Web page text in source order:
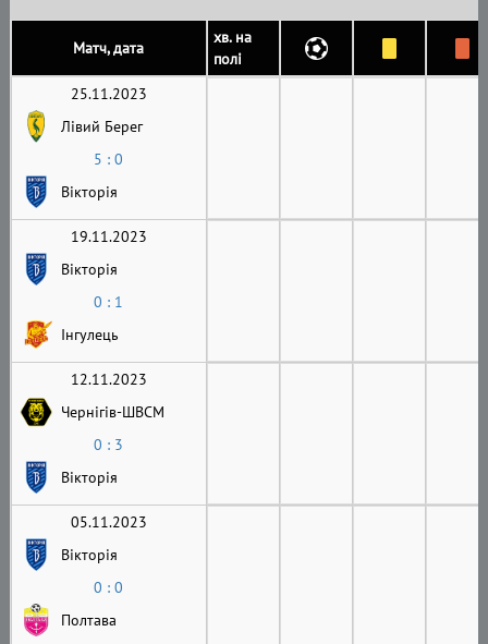
Матч, дата
хв. на
полі
25.11.2023
Лівий Берег
5 : 0
Вікторія
19.11.2023
Вікторія
0 : 1
Інгулець
12.11.2023
Чернігів-ШВСМ
0 : 3
Вікторія
05.11.2023
Вікторія
0 : 0
Полтава